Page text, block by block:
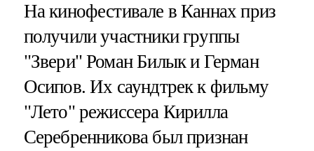
На кинофестивале в Каннах приз
получили участники группы
"Звери" Роман Билык и Герман
Осипов. Их саундтрек к фильму
"Лето" режиссера Кирилла
Серебренникова был признан